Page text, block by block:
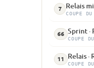
7 Relais
COUPE
66 Sprint ·
COUPE
11 Relais
COUPE